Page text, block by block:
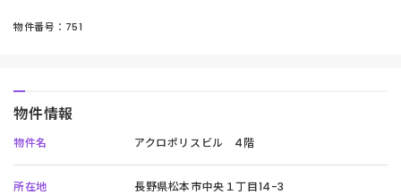
物件番号：751
物件情報
物件名 アクロポリスビル 4階
所在地 長野県松本市中央１丁目14-3